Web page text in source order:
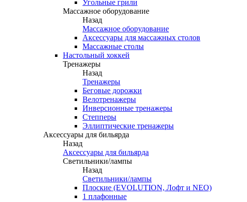
Угольные грили
Массажное оборудование
Назад
Массажное оборудование
Аксессуары для массажных столов
Массажные столы
Настольный хоккей
Тренажеры
Назад
Тренажеры
Беговые дорожки
Велотренажеры
Инверсионные тренажеры
Степперы
Эллиптические тренажеры
Аксессуары для бильярда
Назад
Аксессуары для бильярда
Светильники/лампы
Назад
Светильники/лампы
Плоские (EVOLUTION, Лофт и NEO)
1 плафонные